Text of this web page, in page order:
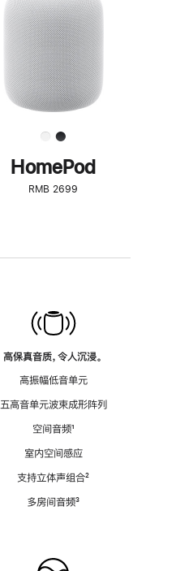
了
解
HomePod<
HomePod
RMB 2699
高保真音质，令人沉浸。
高振幅低音单元
五高音单元波束成形阵列
空间音频脚
¹
室内空间感应
支持立体声组合脚
²
多房间音频脚
³